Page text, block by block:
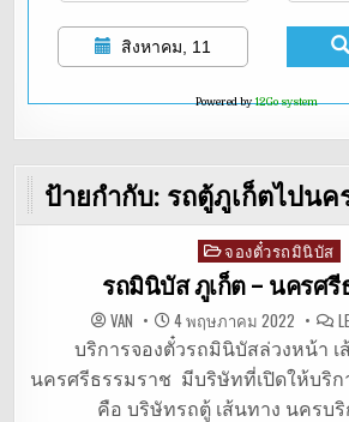
สิงหาคม, 11
Powered by12Go system
ป้ายกำกับ: รถตู้ภูเก็ตไปนค
Posted
in
จองตั๋วรถมินิบัส
รถมินิบัส ภูเก็ต – นครศรี
VAN 4 พฤษภาคม 2022
บริการจองตั๋วรถมินิบัสล่วงหน้า เ
นครศรีธรรมราช มีบริษัทที่เปิดให้บริก
คือ บริษัทรถตู้ เส้นทาง นครบ